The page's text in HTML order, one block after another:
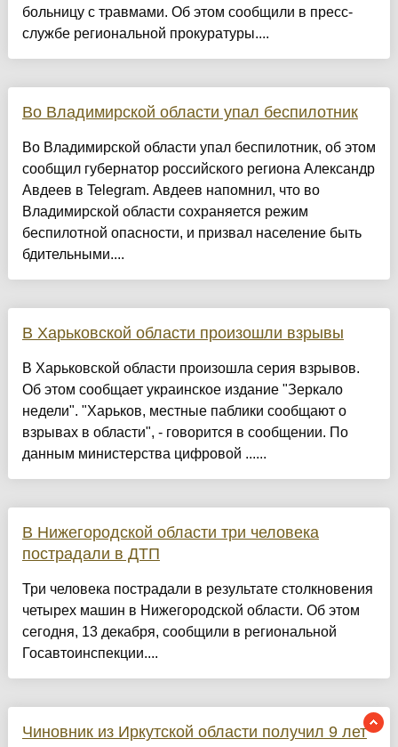
больницу с травмами. Об этом сообщили в пресс-
службе региональной прокуратуры....
Во Владимирской области упал беспилотник
Во Владимирской области упал беспилотник, об этом
сообщил губернатор российского региона Александр
Авдеев в Telegram. Авдеев напомнил, что во
Владимирской области сохраняется режим
беспилотной опасности, и призвал население быть
бдительными....
В Харьковской области произошли взрывы
В Харьковской области произошла серия взрывов.
Об этом сообщает украинское издание "Зеркало
недели". "Харьков, местные паблики сообщают о
взрывах в области", - говорится в сообщении. По
данным министерства цифровой ......
В Нижегородской области три человека
пострадали в ДТП
Три человека пострадали в результате столкновения
четырех машин в Нижегородской области. Об этом
сегодня, 13 декабря, сообщили в региональной
Госавтоинспекции....
Чиновник из Иркутской области получил 9 лет